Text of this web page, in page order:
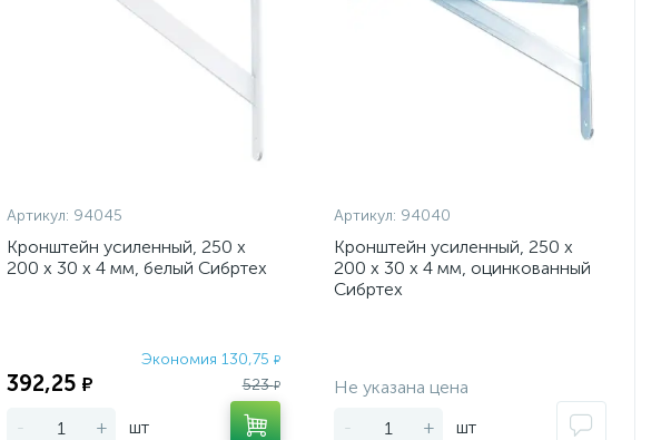
Артикул: 94045
Кронштейн усиленный, 250 х
200 х 30 х 4 мм, белый Сибртех
Экономия 130,75 ₽
392,25 ₽ 523₽
- + шт
Артикул: 94040
Кронштейн усиленный, 250 х
200 х 30 х 4 мм, оцинкованный
Сибртех
Не указана цена
-
+ шт